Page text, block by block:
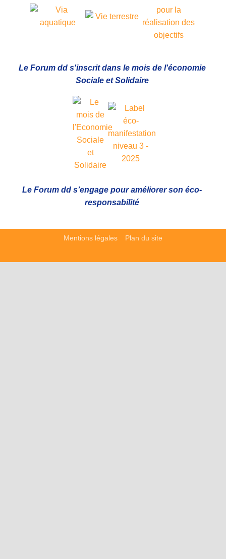
Le Forum dd s'inscrit dans le mois de l'économie
Sociale et Solidaire
Le Forum dd s’engage pour améliorer son éco-
responsabilité
Mentions légales Plan du site